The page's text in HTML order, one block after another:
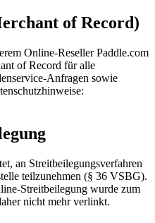
of Record)
Online-Reseller Paddle.com
of Record für alle
Anfragen sowie
an Streitbeilegungsverfahren
teilzunehmen (§ 36 VSBG).
Streitbeilegung wurde zum
nicht mehr verlinkt.